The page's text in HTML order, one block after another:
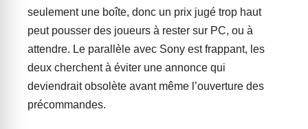
seulement une boîte, donc un prix jugé trop haut
peut pousser des joueurs à rester sur PC, ou à
attendre. Le parallèle avec Sony est frappant, les
deux cherchent à éviter une annonce qui
deviendrait obsolète avant même l’ouverture des
précommandes.